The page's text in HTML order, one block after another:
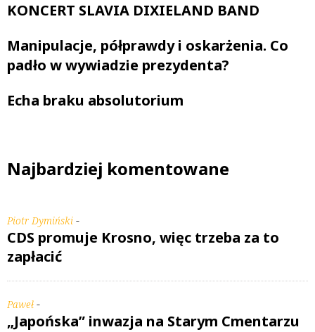
KONCERT SLAVIA DIXIELAND BAND
Manipulacje, półprawdy i oskarżenia. Co
padło w wywiadzie prezydenta?
Echa braku absolutorium
Najbardziej komentowane
Piotr Dymiński -
CDS promuje Krosno, więc trzeba za to
zapłacić
Paweł -
„Japońska” inwazja na Starym Cmentarzu